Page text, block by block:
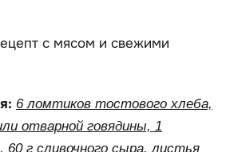
с мясом и свежими
6 ломтиков тостового хлеба,
отварной говядины, 1
60 г сливочного сыра, листья